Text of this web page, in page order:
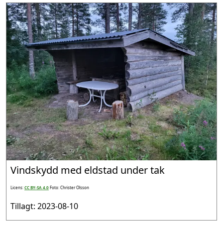
Vindskydd med eldstad under tak
Licens:CC BY-SA 4.0Foto: Christer Olsson
Tillagt: 2023-08-10